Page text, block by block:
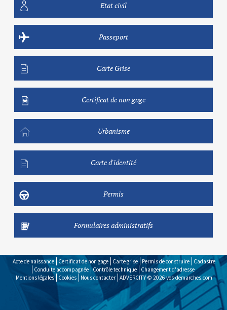
Etat civil
Passeport
Carte Grise
Certificat de non gage
Urbanisme
Carte d'identité
Permis
Formulaires administratifs
Acte de naissance Certificat de non gage Carte grise Permis de construire
Cadastre
Conduite accompagnée Contrôle technique
Changement d'adresse
Mentions légales
Cookies Nous contacter ADVERCITY © 2026vos-demarches.com